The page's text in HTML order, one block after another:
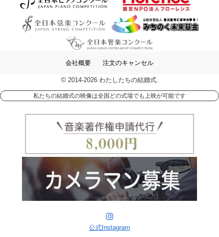
会社概要 注文のキャンセル
© 2014-2026 わたしたちの結婚式.
私たちの結婚式の映像は全国どの式場でも上映が可能です
公式Instagram